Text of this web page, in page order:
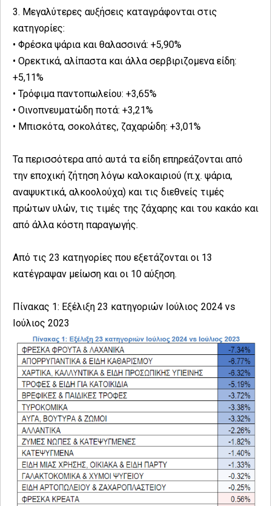
3. Μεγαλύτερες αυξήσεις καταγράφονται στις
κατηγορίες:
• Φρέσκα ψάρια και θαλασσινά: +5,90%
• Ορεκτικά, αλίπαστα και άλλα σερβιριζομενα είδη:
+5,11%
• Τρόφιμα παντοπωλείου: +3,65%
• Οινοπνευματώδη ποτά: +3,21%
• Μπισκότα, σοκολάτες, ζαχαρώδη: +3,01%
Τα περισσότερα από αυτά τα είδη επηρεάζονται από
την εποχική ζήτηση λόγω καλοκαιριού (π.χ. ψάρια,
αναψυκτικά, αλκοολούχα) και τις διεθνείς τιμές
πρώτων υλών, τις τιμές της ζάχαρης και του κακάο και
από άλλα κόστη παραγωγής.
Από τις 23 κατηγορίες που εξετάζονται οι 13
κατέγραψαν μείωση και οι 10 αύξηση.
Πίνακας 1: Εξέλιξη 23 κατηγοριών Ιούλιος 2024 vs
Ιούλιος 2023